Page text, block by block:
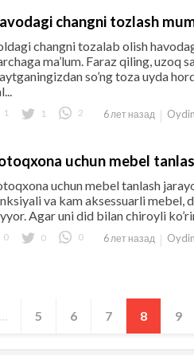
changni tozlash
changni tozalab olish
ma’lum. Faraz qiling, uzoq
so’ng toza uyda
1 1 2 6 лет назад Oydin
uchun mebel
uchun mebel tanlash
va kam aksessuarli mebel,
Agar uni did bilan chiroyli
0 0 0 6 лет назад Oydin
5 6 7 8 9